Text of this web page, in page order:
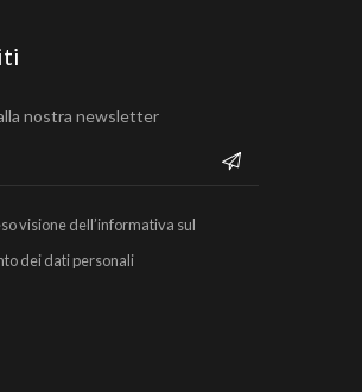
nostra newsletter
visione dell’informativa sul
dei dati personali